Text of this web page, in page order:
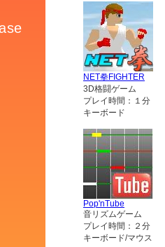
NET拳FIGHTER
3D格闘ゲーム
プレイ時間：１分
キーボード
Pop'nTube
音リズムゲーム
プレイ時間：２分
キーボード/マウス